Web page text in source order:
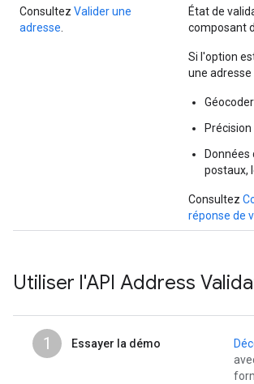
Consultez Valider une
adresse.
État de
composant
Si l'option
une adresse
Géocoder
Données
postaux,
Consultez
réponse de
Utiliser l'API Address
1 Essayer la démo